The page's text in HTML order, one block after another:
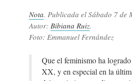
Nota. Publicada el Sábado 7 de
Autor: Bibiana Ruiz.
Foto: Emmanuel Fernández
Que el feminismo ha
XX, y en especial en la